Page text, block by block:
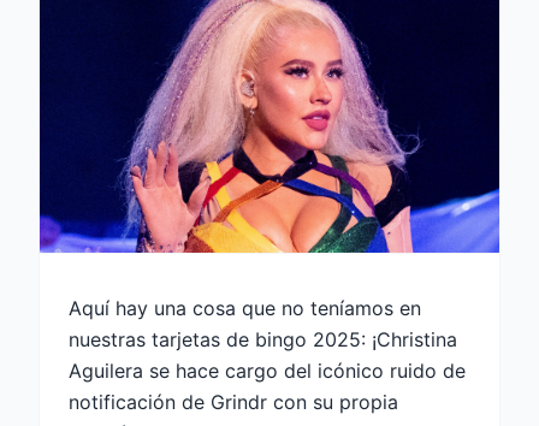
Aquí hay una cosa que no teníamos en
nuestras tarjetas de bingo 2025: ¡Christina
Aguilera se hace cargo del icónico ruido de
notificación de Grindr con su propia